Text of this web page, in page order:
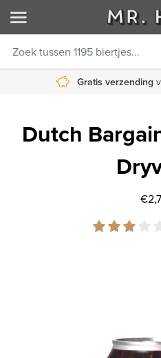
Gratis verzending
Dutch